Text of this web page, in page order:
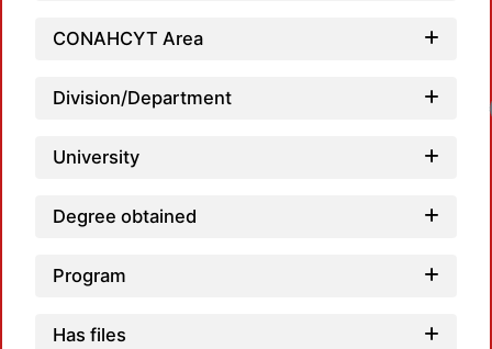
CONAHCYT Area
Division/Department
University
Degree obtained
Program
Has files